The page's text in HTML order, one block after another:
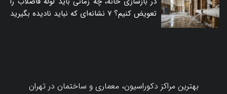
تعویض کنیم؟ ۷ نشانه‌ای که نباید نادیده بگیرید
بهترین مراکز دکوراسیون، معماری و ساختمان در تهران